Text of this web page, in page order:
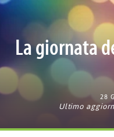
La giornata
28
Ultimo